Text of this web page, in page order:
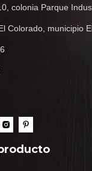
colonia Parque
Colorado, municipio